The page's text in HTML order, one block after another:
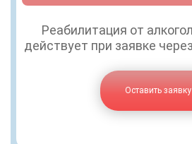
Реабилитация от
действует при заявке
Оставить заявку